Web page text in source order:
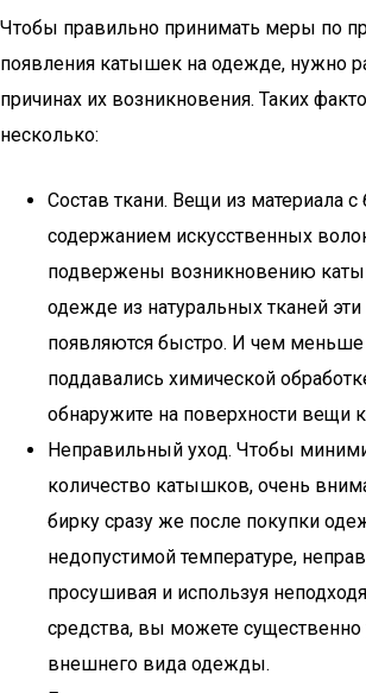
Чтобы правильно принимать меры по
появления катышек на одежде, нужно
причинах их возникновения. Таких
несколько:
Состав ткани. Вещи из материала
содержанием искусственных
подвержены возникновению
одежде из натуральных тканей
появляются быстро. И чем
поддавались химической
обнаружите на поверхности вещи
Неправильный уход. Чтобы
количество катышков, очень
бирку сразу же после покупки
недопустимой температуре,
просушивая и используя
средства, вы можете существенно
внешнего вида одежды.